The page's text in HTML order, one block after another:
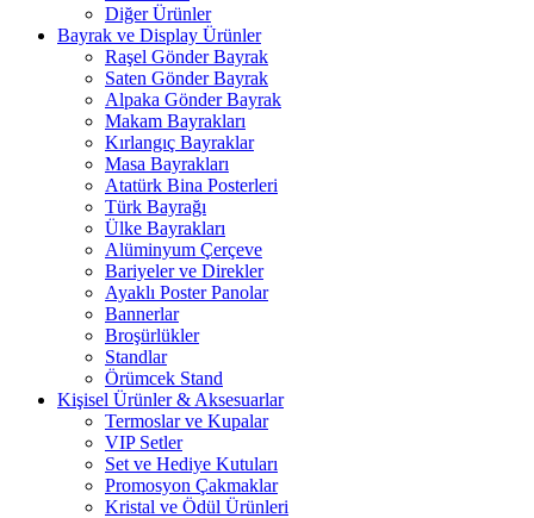
Diğer Ürünler
Bayrak ve Display Ürünler
Raşel Gönder Bayrak
Saten Gönder Bayrak
Alpaka Gönder Bayrak
Makam Bayrakları
Kırlangıç Bayraklar
Masa Bayrakları
Atatürk Bina Posterleri
Türk Bayrağı
Ülke Bayrakları
Alüminyum Çerçeve
Bariyeler ve Direkler
Ayaklı Poster Panolar
Bannerlar
Broşürlükler
Standlar
Örümcek Stand
Kişisel Ürünler & Aksesuarlar
Termoslar ve Kupalar
VIP Setler
Set ve Hediye Kutuları
Promosyon Çakmaklar
Kristal ve Ödül Ürünleri